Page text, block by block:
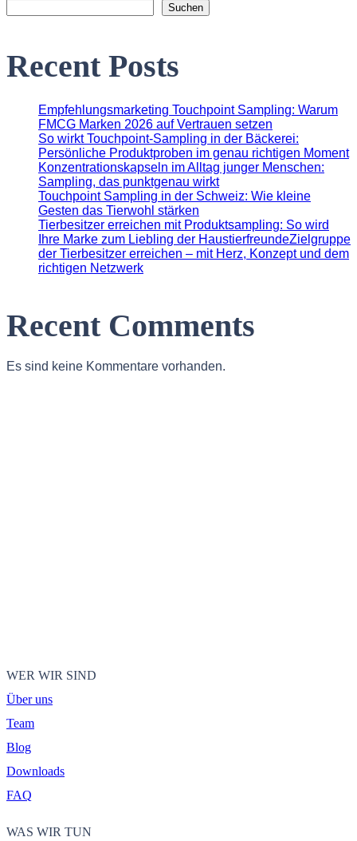
Suchen
Recent Posts
Empfehlungsmarketing Touchpoint Sampling: Warum
FMCG Marken 2026 auf Vertrauen setzen
So wirkt Touchpoint-Sampling in der Bäckerei:
Persönliche Produktproben im genau richtigen Moment
Konzentrationskapseln im Alltag junger Menschen:
Sampling, das punktgenau wirkt
Touchpoint Sampling in der Schweiz: Wie kleine
Gesten das Tierwohl stärken
Tierbesitzer erreichen mit Produktsampling: So wird
Ihre Marke zum Liebling der HaustierfreundeZielgruppe
der Tierbesitzer erreichen – mit Herz, Konzept und dem
richtigen Netzwerk
Recent Comments
Es sind keine Kommentare vorhanden.
WER WIR SIND
Über uns
Team
Blog
Downloads
FAQ
WAS WIR TUN